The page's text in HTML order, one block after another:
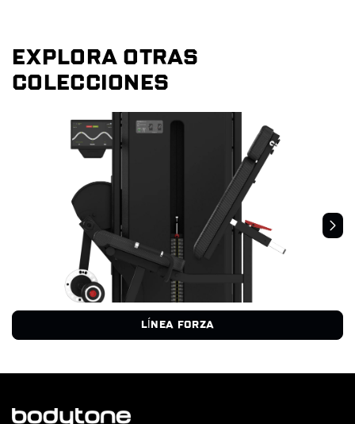
EXPLORA OTRAS
COLECCIONES
LÍNEA FORZA